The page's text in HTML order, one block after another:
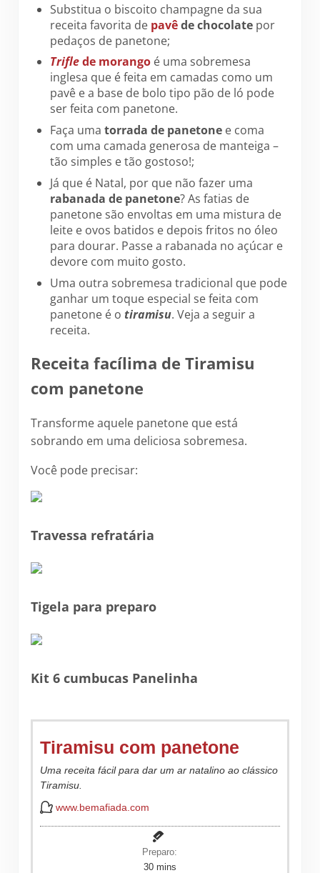
Substitua o biscoito champagne da sua
receita favorita de pavêde chocolate por
pedaços de panetone;
Triflede morango é uma sobremesa
inglesa que é feita em camadas como um
pavê e a base de bolo tipo pão de ló pode
ser feita com panetone.
Faça umatorrada de panetone e coma
com uma camada generosa de manteiga –
tão simples e tão gostoso!;
Já que é Natal, por que não fazer uma
rabanada de panetone? As fatias de
panetone são envoltas em uma mistura de
leite e ovos batidos e depois fritos no óleo
para dourar. Passe a rabanada no açúcar e
devore com muito gosto.
Uma outra sobremesa tradicional que pode
ganhar um toque especial se feita com
panetone é otiramisu. Veja a seguir a
receita.
Receita facílima de Tiramisu
com panetone
Transforme aquele panetone que está
sobrando em uma deliciosa sobremesa.
Você pode precisar:
Travessa refratária
Tigela para preparo
Kit 6 cumbucas Panelinha
Tiramisu com panetone
Uma receita fácil para dar um ar natalino ao clássico
Tiramisu.
www.bemafiada.com
Preparo:
30minutes
mins